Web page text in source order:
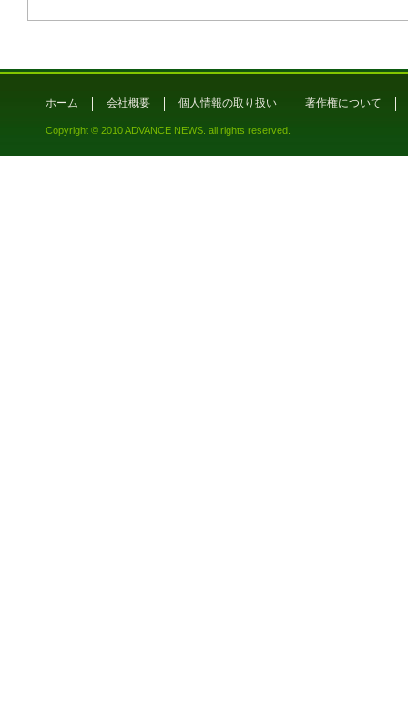
ホーム 会社概要 個人情報の取り扱い 著作権について
Copyright © 2010 ADVANCE NEWS. all rights reserved.